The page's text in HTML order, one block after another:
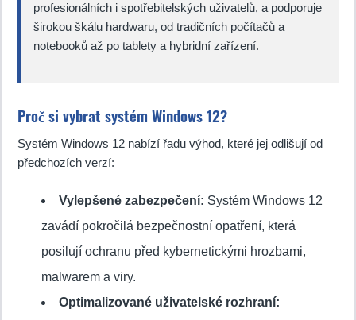
profesionálních i spotřebitelských uživatelů, a podporuje
širokou škálu hardwaru, od tradičních počítačů a
notebooků až po tablety a hybridní zařízení.
Proč si vybrat systém Windows 12?
Systém Windows 12 nabízí řadu výhod, které jej odlišují od
předchozích verzí:
Vylepšené zabezpečení: Systém Windows 12
zavádí pokročilá bezpečnostní opatření, která
posilují ochranu před kybernetickými hrozbami,
malwarem a viry.
Optimalizované uživatelské rozhraní: